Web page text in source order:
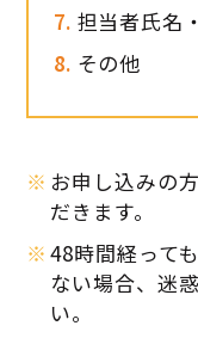
担当者氏名
その他
お申し込みの
だきます。
48時間経って
ない場合、迷
い。